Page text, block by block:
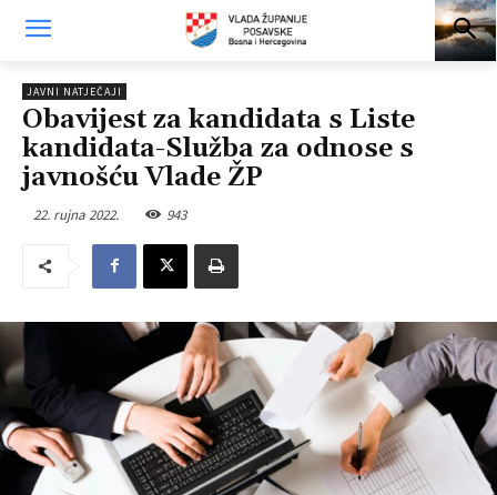
JAVNI NATJEČAJI
Obavijest za kandidata s Liste
kandidata-Služba za odnose s
javnošću Vlade ŽP
22. rujna 2022. 943